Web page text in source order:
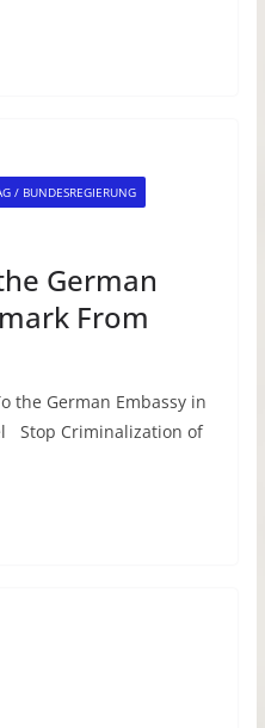
/ BUNDESREGIERUNG
German
From
the German Embassy in
Stop Criminalization of